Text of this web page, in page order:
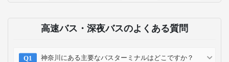
高速バス・深夜バスのよくある質問
神奈川にある主要なバスターミナルはどこですか？